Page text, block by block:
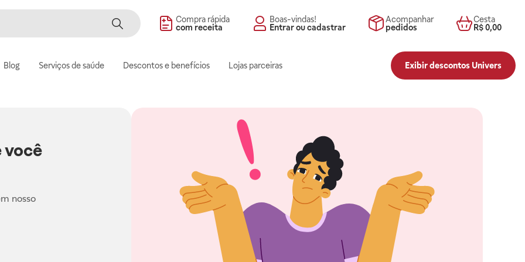
Compra rápida
com receita
Boas-vindas!
Entrar ou cadastrar
Acompanhar
pedidos
Cesta
R$ 0,00
Blog Serviços de saúde Descontos e benefícios Lojas parceiras Exibir descontos Univers
você
nosso